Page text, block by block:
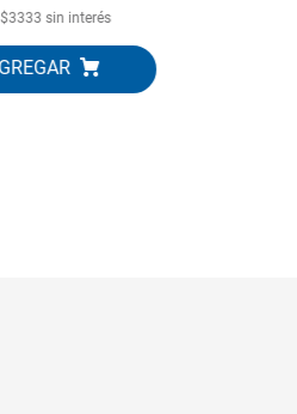
$3333 sin interés